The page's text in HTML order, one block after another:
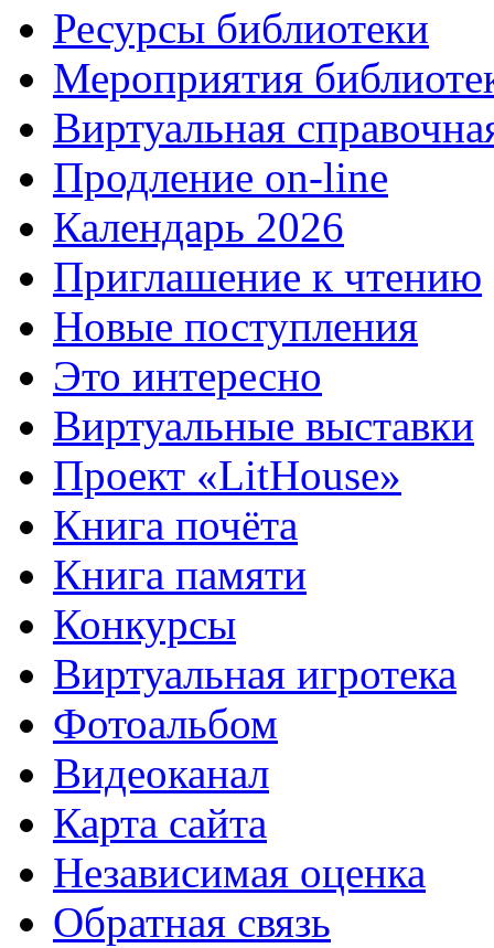
Ресурсы библиотеки
Мероприятия
Виртуальная
Продление on-line
Календарь 2026
Приглашение к чтению
Новые поступления
Это интересно
Виртуальные выставки
Проект «LitHouse»
Книга почёта
Книга памяти
Конкурсы
Виртуальная игротека
Фотоальбом
Видеоканал
Карта сайта
Независимая оценка
Обратная связь